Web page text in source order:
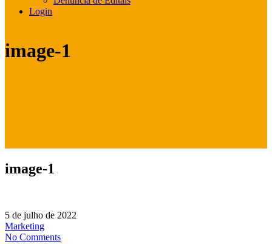
Login
image-1
image-1
5 de julho de 2022
Marketing
No Comments